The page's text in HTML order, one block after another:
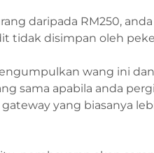
daripada RM250,
tidak disimpan oleh
wang ini
sama apabila anda
yang biasanya